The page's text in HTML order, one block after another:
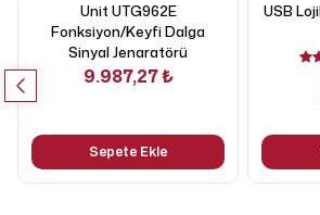
Unit UTG962E
Fonksiyon/Keyfi Dalga
Sinyal Jenaratörü
9.987,27 ₺
Sepete Ekle
USB